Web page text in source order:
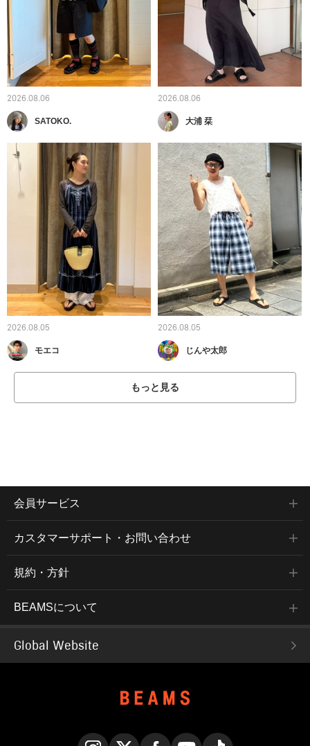
2026.08.06
SATOKO.
2026.08.06
大浦 栞
2026.08.05
モエコ
2026.08.05
じんや太郎
もっと見る
会員サービス
カスタマーサポート・お問い合わせ
規約・方針
BEAMSについて
Global Website